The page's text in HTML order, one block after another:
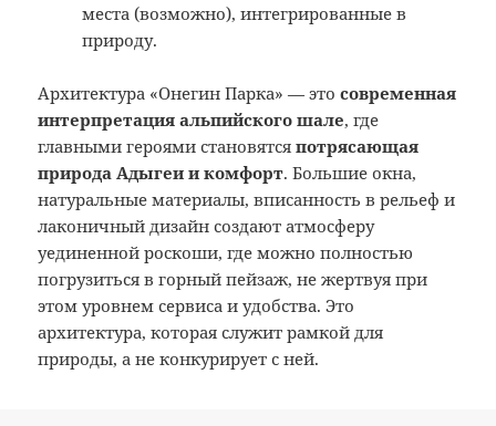
места (возможно), интегрированные в
природу.
Архитектура «Онегин Парка» — этосовременная
интерпретация альпийского шале, где
главными героями становятсяпотрясающая
природа Адыгеи и комфорт. Большие окна,
натуральные материалы, вписанность в рельеф и
лаконичный дизайн создают атмосферу
уединенной роскоши, где можно полностью
погрузиться в горный пейзаж, не жертвуя при
этом уровнем сервиса и удобства. Это
архитектура, которая служит рамкой для
природы, а не конкурирует с ней.